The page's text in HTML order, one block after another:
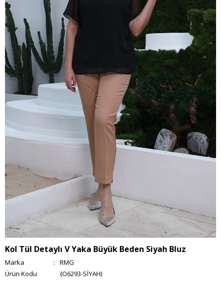
Kol Tül Detaylı V Yaka Büyük Beden Siyah Bluz
Marka :
RMG
(O6293-SİYAH)